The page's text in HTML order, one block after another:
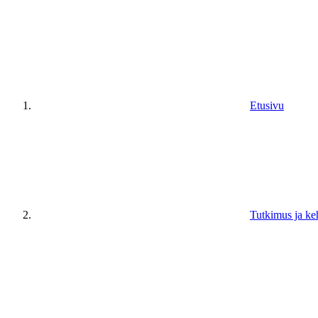
Etusivu
Tutkimus ja